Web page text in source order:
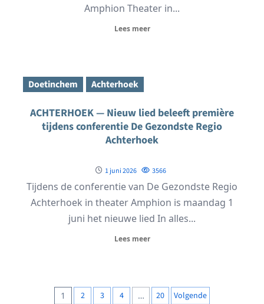
Amphion Theater in...
Lees meer
Doetinchem Achterhoek
ACHTERHOEK — Nieuw lied beleeft première
tijdens conferentie De Gezondste Regio
Achterhoek
1 juni 2026 3566
Tijdens de conferentie van De Gezondste Regio
Achterhoek in theater Amphion is maandag 1
juni het nieuwe lied In alles...
Lees meer
Berichten
1 2 3 4 … 20 Volgende